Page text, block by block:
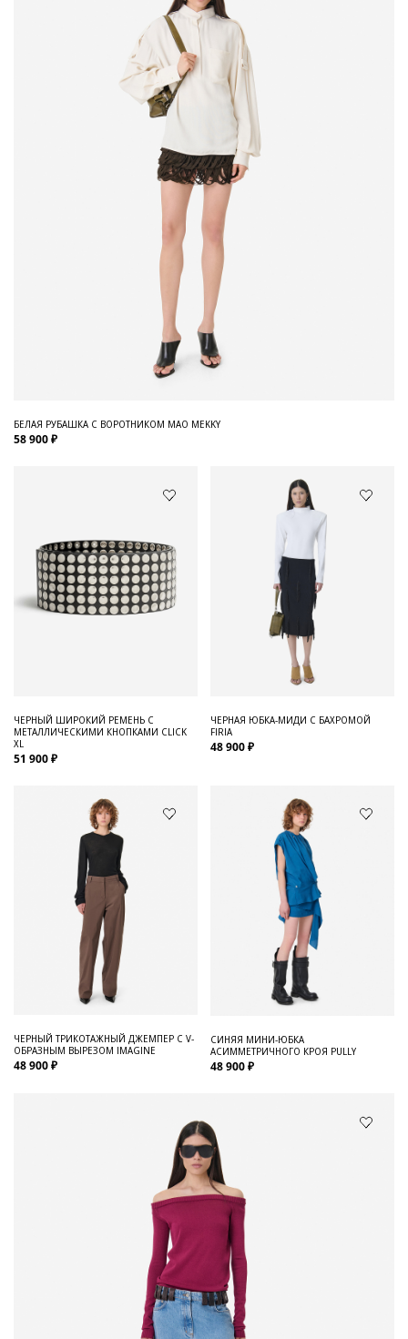
БЕЛАЯ РУБАШКА С ВОРОТНИКОМ МАО MEKKY
58 900 ₽
ЧЕРНЫЙ ШИРОКИЙ РЕМЕНЬ С
МЕТАЛЛИЧЕСКИМИ КНОПКАМИ CLICK
XL
51 900 ₽
ЧЕРНАЯ ЮБКА-МИДИ С БАХРОМОЙ
FIRIA
48 900 ₽
ЧЕРНЫЙ ТРИКОТАЖНЫЙ ДЖЕМПЕР С V-
ОБРАЗНЫМ ВЫРЕЗОМ IMAGINE
48 900 ₽
СИНЯЯ МИНИ-ЮБКА
АСИММЕТРИЧНОГО КРОЯ PULLY
48 900 ₽